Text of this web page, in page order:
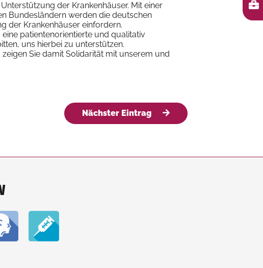
der Krankenhäuser. Mit einer
Bundesländern werden die deutschen
der Krankenhäuser einfordern.
patientenorientierte und qualitativ
uns hierbei zu unterstützen.
Sie damit Solidarität mit unserem und
Nächster Eintrag